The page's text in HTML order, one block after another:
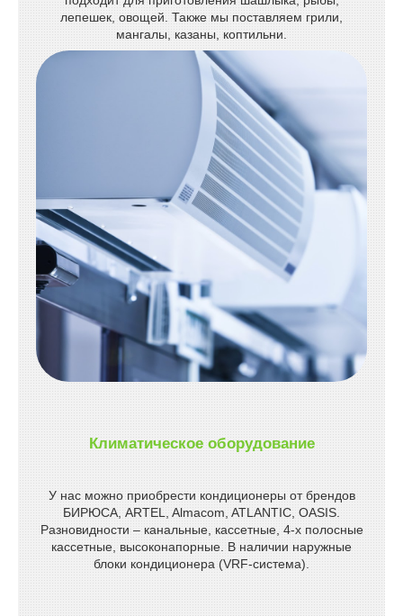
лепешек, овощей. Также мы поставляем грили,
мангалы, казаны, коптильни.
Климатическое оборудование
У нас можно приобрести кондиционеры от брендов
БИРЮСА, ARTEL, Almacom, ATLANTIC, OASIS.
Разновидности – канальные, кассетные, 4-х полосные
кассетные, высоконапорные. В наличии наружные
блоки кондиционера (VRF-система).